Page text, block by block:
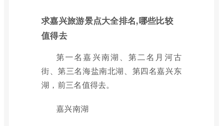
求嘉兴旅游景点大全排名,哪些比较
值得去
第一名嘉兴南湖、第二名月河古
街、第三名海盐南北湖、第四名嘉兴东
湖，前三名值得去。
嘉兴南湖